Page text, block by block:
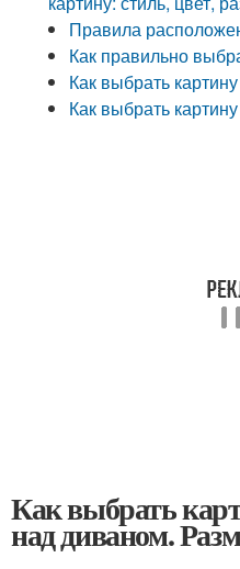
Правила
Как правильно
Как выбрать
Как выбрать
Как выбрать
над диваном.